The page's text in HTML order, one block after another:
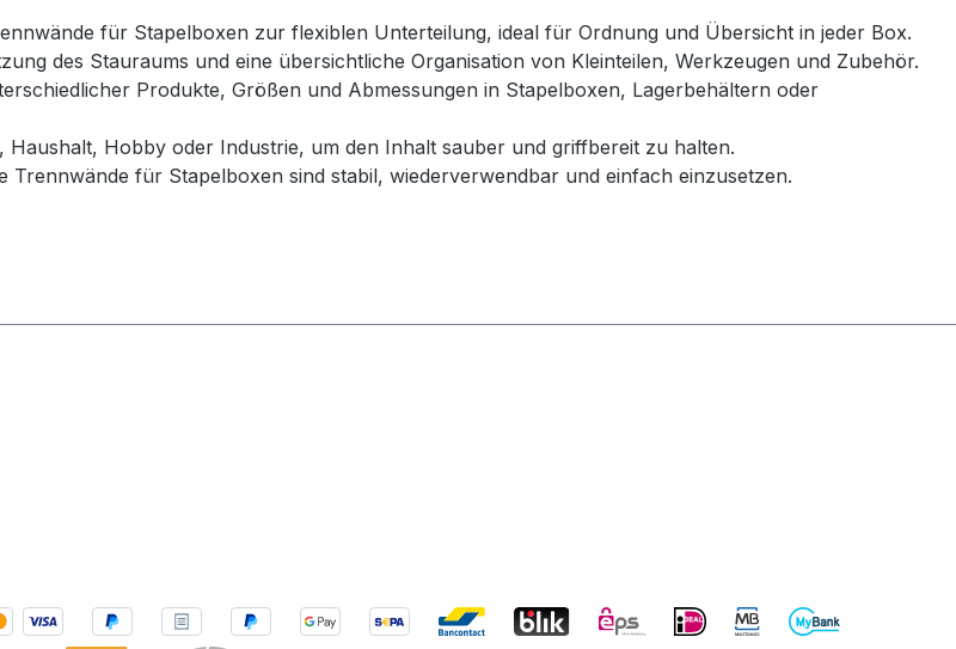
für Stapelboxen zur flexiblen Unterteilung, ideal für Ordnung und Übersicht in jeder Box.
des Stauraums und eine übersichtliche Organisation von Kleinteilen, Werkzeugen und Zubehör.
Produkte, Größen und Abmessungen in Stapelboxen, Lagerbehältern oder
Haushalt, Hobby oder Industrie, um den Inhalt sauber und griffbereit zu halten.
Trennwände für Stapelboxen sind stabil, wiederverwendbar und einfach einzusetzen.